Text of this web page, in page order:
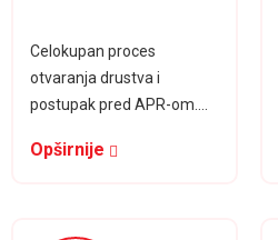
Celokupan proces
otvaranja drustva i
postupak pred APR-om.
predaja obavezen
Opširnije